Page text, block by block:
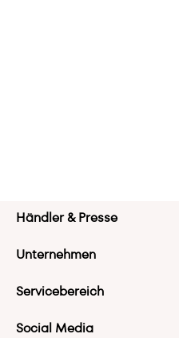
Händler & Presse
Unternehmen
Servicebereich
Social Media